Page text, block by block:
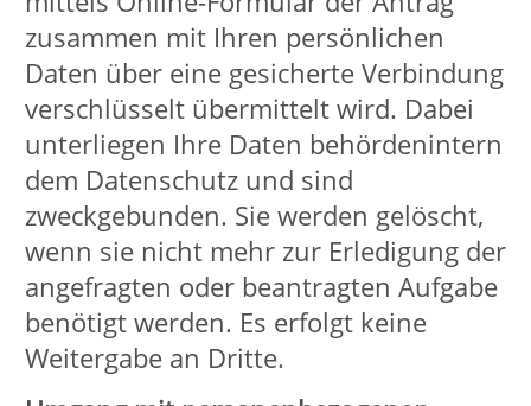
bei Lastschrifteinzug:
Vor- und Nachname
Straße, Hausnummer,
Postleitzahl, Ort
E-Mail des Kontoinhabers
Bank
IBAN-Nummer
bei abweichendem Kontoinhaber:
Vor- und Nachname/Firma
Straße, Hausnummer,
Postleitzahl, Ort
E-Mail des Kontoinhabers
Bank